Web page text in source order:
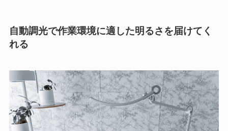
自動調光で作業環境に適した明るさを届けてく
れる